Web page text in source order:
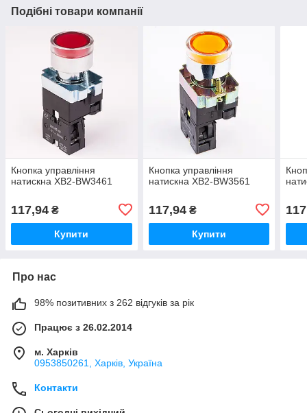
Подібні товари компанії
Кнопка управління
натискна XB2-BW3461
117,94 ₴
Купити
Кнопка управління
натискна XB2-BW3561
117,94₴
Купити
Про нас
98% позитивних з 262 відгуків за рік
Працює з 26.02.2014
м. Харків
0953850261, Харків, Україна
Контакти